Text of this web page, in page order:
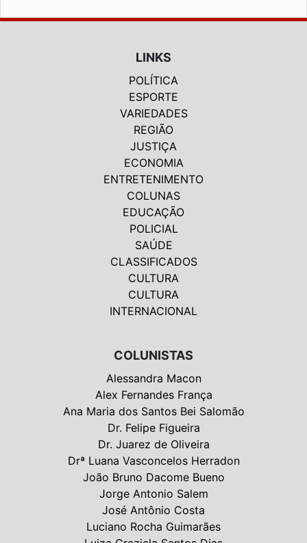
LINKS
POLÍTICA
ESPORTE
VARIEDADES
REGIÃO
JUSTIÇA
ECONOMIA
ENTRETENIMENTO
COLUNAS
EDUCAÇÃO
POLICIAL
SAÚDE
CLASSIFICADOS
CULTURA
CULTURA
INTERNACIONAL
COLUNISTAS
Alessandra Macon
Alex Fernandes França
Ana Maria dos Santos Bei Salomão
Dr. Felipe Figueira
Dr. Juarez de Oliveira
Drª Luana Vasconcelos Herradon
João Bruno Dacome Bueno
Jorge Antonio Salem
José Antônio Costa
Luciano Rocha Guimarães